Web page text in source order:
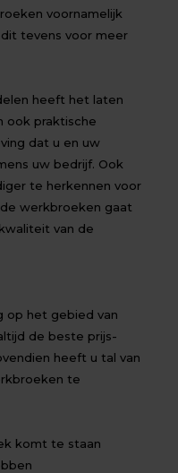
voornamelijk
tevens voor meer
heeft het laten
ook praktische
dat u en uw
uw bedrijf. Ook
te herkennen voor
werkbroeken gaat
van de
op het gebied van
de beste prijs-
heeft u tal van
te
komt te staan